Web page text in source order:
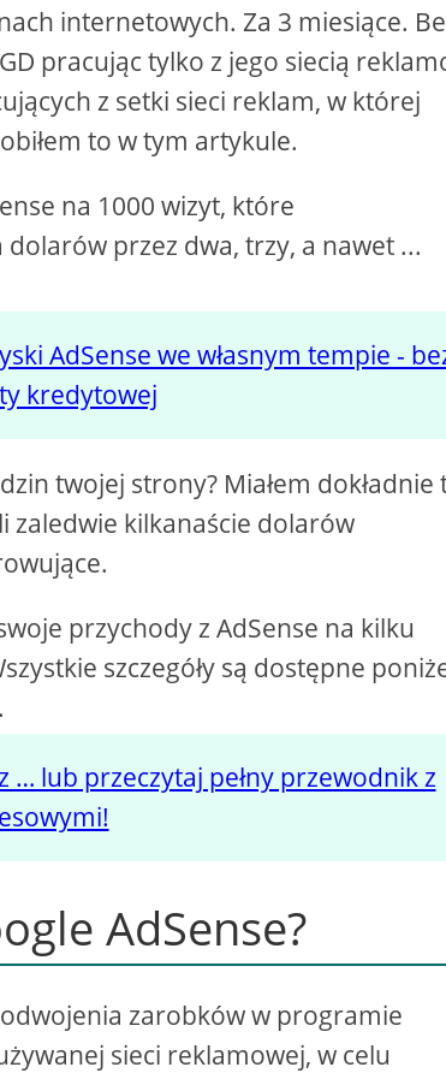
internetowych. Za 3 miesiące.
pracując tylko z jego siecią
z setki sieci reklam, w której
to w tym artykule.
na 1000 wizyt, które
przez dwa, trzy, a nawet ...
AdSense we własnym tempie -
kredytowej
twojej strony? Miałem dokładnie
zaledwie kilkanaście dolarów
przychody z AdSense na kilku
szczegóły są dostępne
lub przeczytaj pełny przewodnik z
AdSense?
zarobków w programie
sieci reklamowej, w celu